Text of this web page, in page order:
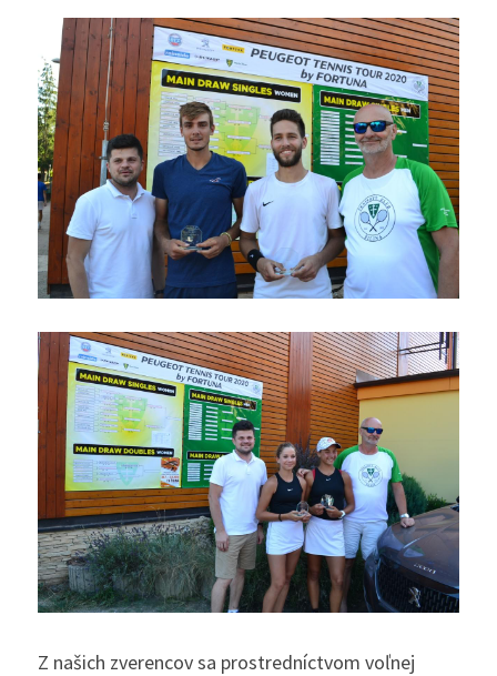
Z našich zverencov sa prostredníctvom voľnej